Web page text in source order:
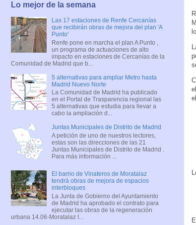
Lo mejor de la semana
Las 17 estaciones de Renfe Cercanías
que recibirán obras de mejora del plan 'A
Punto'
Renfe pone en marcha el plan A Punto ,
un programa de actuaciones de alto
impacto en estaciones de Cercanías de la
Comunidad de Madrid que b...
5 alternativas para ampliar Metro hasta
Madrid Nuevo Norte
La Comunidad de Madrid ha publicado
en el Portal de Trasparencia regional las
5 alternativas que estudia para llevar a
cabo la ampliación d...
Juntas Municipales de Distrito de Madrid
A petición de uno de nuestros lectores,
estas son las direcciones de las 21
Juntas Municipales de Distrito de Madrid .
Para más información ...
El barrio de Vinateros de Moratalaz
tendrá obras de mejora de espacios
interbloques
La Junta de Gobierno del Ayuntamiento
de Madrid ha aprobado el contrato para
ejecutar las obras de la regeneración
urbana 14.06-Moratalaz I...